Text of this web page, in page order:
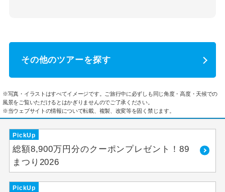
その他のツアーを探す
※写真・イラストはすべてイメージです。ご旅行中に必ずしも同じ角度・高度・天候での
風景をご覧いただけるとはかぎりませんのでご了承ください。
※当ウェブサイトの情報について転載、複製、改変等を固く禁じます。
PickUp
総額8,900万円分のクーポンプレゼント！89
まつり2026
PickUp